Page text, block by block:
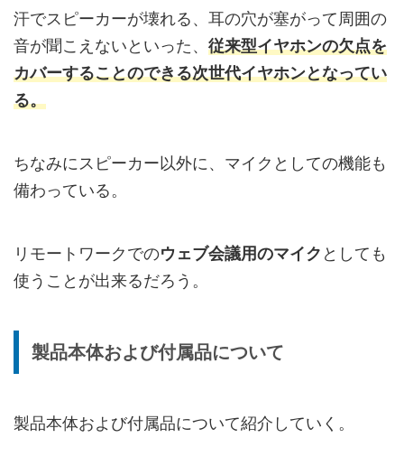
汗でスピーカーが壊れる、耳の穴が塞がって周囲の
音が聞こえないといった、 従来型イヤホンの欠点を
カバーすることのできる次世代イヤホンとなってい
る。
ちなみにスピーカー以外に、マイクとしての機能も
備わっている。
リモートワークでのウェブ会議用のマイク としても
使うことが出来るだろう。
製品本体および付属品について
製品本体および付属品について紹介していく。